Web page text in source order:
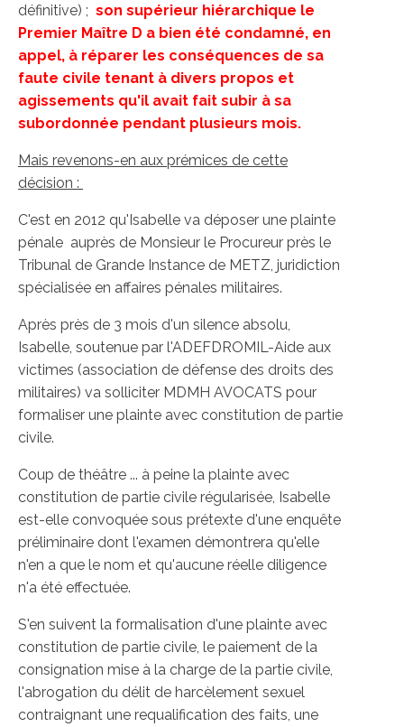
définitive) ; son supérieur hiérarchique le
Premier Maître D a bien été condamné, en
appel, à réparer les conséquences de sa
faute civile tenant à divers propos et
agissements qu'il avait fait subir à sa
subordonnée pendant plusieurs mois.
Mais revenons-en aux prémices de cette
décision :
C'est en 2012 qu'Isabelle va déposer une plainte
pénale auprès de Monsieur le Procureur près le
Tribunal de Grande Instance de METZ, juridiction
spécialisée en affaires pénales militaires.
Après près de 3 mois d'un silence absolu,
Isabelle, soutenue par l'ADEFDROMIL-Aide aux
victimes (association de défense des droits des
militaires) va solliciter MDMH AVOCATS pour
formaliser une plainte avec constitution de partie
civile.
Coup de théâtre ... à peine la plainte avec
constitution de partie civile régularisée, Isabelle
est-elle convoquée sous prétexte d'une enquête
préliminaire dont l'examen démontrera qu'elle
n'en a que le nom et qu'aucune réelle diligence
n'a été effectuée.
S'en suivent la formalisation d'une plainte avec
constitution de partie civile, le paiement de la
consignation mise à la charge de la partie civile,
l'abrogation du délit de harcèlement sexuel
contraignant une requalification des faits, une